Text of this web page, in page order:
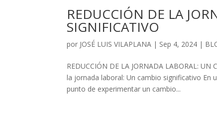
REDUCCIÓN DE LA
SIGNIFICATIVO
por JOSÉ LUIS VILAPLANA | Sep 4, 2024 |
REDUCCIÓN DE LA JORNADA LABORAL:
la jornada laboral: Un cambio significativo En
punto de experimentar un cambio...